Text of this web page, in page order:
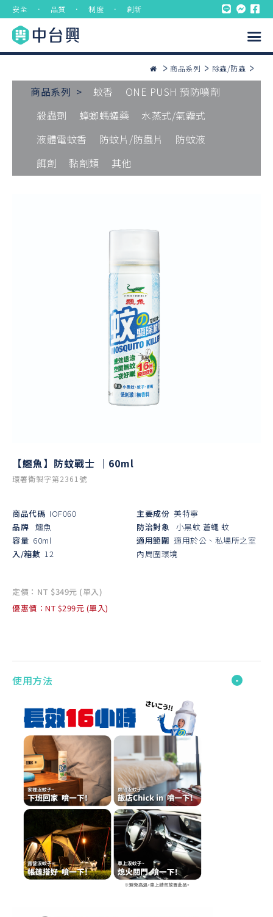
安全 ． 品質 ． 制度 ． 創新
商品系列 除蟲/防蟲
商品系列 > 蚊香
ONE PUSH 預防噴劑
殺蟲劑
蟑螂螞蟻藥
水蒸式/氣霧式
液體電蚊香
防蚊片/防蟲片
防蚊液
餌劑
黏劑類 其他
【鱷魚】防蚊戰士 ｜60ml
環署衛製字第2361號
商品代碼 IOF060
品牌 鱷魚
容量 60ml
入/箱數 12
主要成份 美特寧
防治對象 小黑蚊 蒼蠅 蚊
適用範圍 適用於公、私場所之室
內周圍環境
定價：NT $349元 (單入)
優惠價：NT $299元 (單入)
使用方法